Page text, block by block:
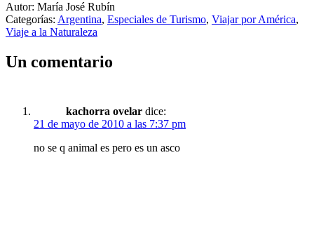
Autor: María José Rubín
Categorías: Argentina, Especiales de Turismo, Viajar por América,
Viaje a la Naturaleza
Un comentario
kachorra ovelar dice:
21 de mayo de 2010 a las 7:37 pm
no se q animal es pero es un asco